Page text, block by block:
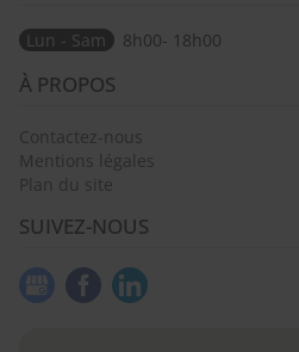
Lun - Sam 8h00- 18h00
À PROPOS
Contactez-nous
Mentions légales
Plan du site
SUIVEZ-NOUS